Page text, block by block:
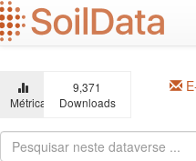
Ir
para
o
principal
Métricas
9,371
Downloads